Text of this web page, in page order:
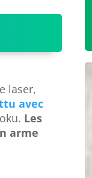
laser,
avec
Les
arme